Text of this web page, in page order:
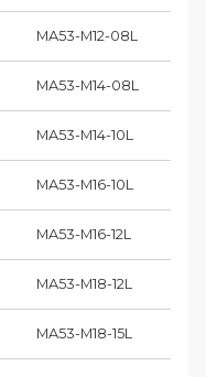
MA53-M12-08L
MA53-M14-08L
MA53-M14-10L
MA53-M16-10L
MA53-M16-12L
MA53-M18-12L
MA53-M18-15L